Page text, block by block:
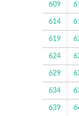
609
614
619
624
629
634
639